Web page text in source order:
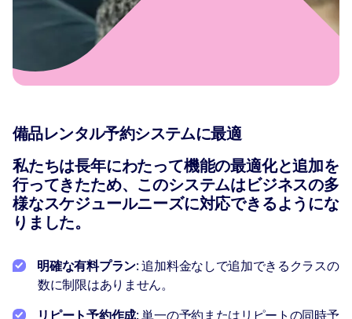
備品レンタル予約システムに最適
私たちは長年にわたって機能の最適化と追加を
行ってきたため、このシステムはビジネスの多
様なスケジュールニーズに対応できるようにな
りました。
明確な有料プラン: 追加料金なしで追加できるクラスの
数に制限はありません。
リピート予約作成: 単一の予約またはリピートの同時予